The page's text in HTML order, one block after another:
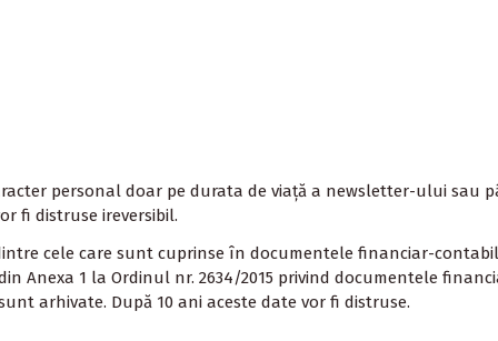
personal doar pe durata de viață a newsletter-ului sau
fi distruse ireversibil.
cele care sunt cuprinse în documentele financiar-
Anexa 1 la Ordinul nr. 2634/2015 privind documentele
arhivate. După 10 ani aceste date vor fi distruse.